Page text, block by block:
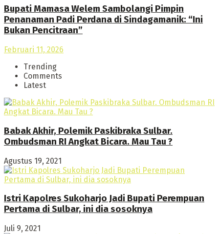
Bupati Mamasa Welem Sambolangi Pimpin
Penanaman Padi Perdana di Sindagamanik: “Ini
Bukan Pencitraan”
Februari 11, 2026
Trending
Comments
Latest
Babak Akhir, Polemik Paskibraka Sulbar.
Ombudsman RI Angkat Bicara. Mau Tau ?
Agustus 19, 2021
Istri Kapolres Sukoharjo Jadi Bupati Perempuan
Pertama di Sulbar, ini dia sosoknya
Juli 9, 2021